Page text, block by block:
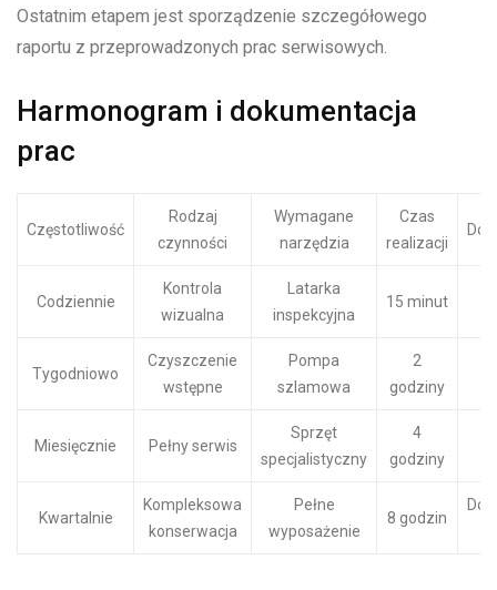
Ostatnim etapem jest sporządzenie szczegółowego
raportu z przeprowadzonych prac serwisowych.
Harmonogram i dokumentacja
prac
Częstotliwość
Rodzaj
czynności
Wymagane
narzędzia
Czas
realizacji
Codziennie
Kontrola
wizualna
Latarka
inspekcyjna
15 minut
Tygodniowo
Czyszczenie
wstępne
Pompa
szlamowa
2
godziny
Miesięcznie Pełny serwis
Sprzęt
specjalistyczny
4
godziny
Kwartalnie
Kompleksowa
konserwacja
Pełne
wyposażenie
8 godzin